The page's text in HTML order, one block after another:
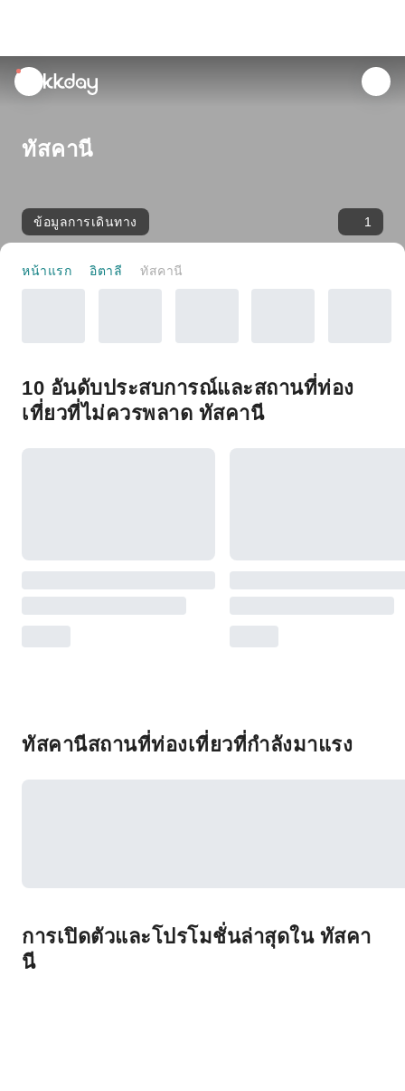
unread
notifications
ทัสคานี
ข้อมูลการเดินทาง 1
หน้าแรก อิตาลี ทัสคานี
10 อันดับประสบการณ์และสถานที่ท่อง
เที่ยวที่ไม่ควรพลาด ทัสคานี
ทัสคานีสถานที่ท่องเที่ยวที่กำลังมาแรง
การเปิดตัวและโปรโมชั่นล่าสุดใน ทัสคา
นี